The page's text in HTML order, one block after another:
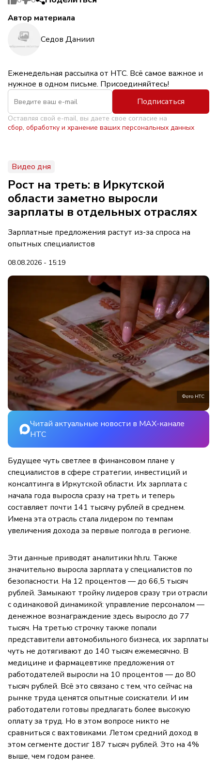
Автор материала
Седов Даниил
Еженедельная рассылка от НТС. Всё самое важное и
нужное в одном письме. Присоединяйтесь!
Подписаться
Оставляя свой e-mail, вы даете свое согласие на
сбор, обработку и хранение ваших персональных данных
Видео дня
Рост на треть: в Иркутской
области заметно выросли
зарплаты в отдельных отраслях
Зарплатные предложения растут из-за спроса на
опытных специалистов
08.08.2026 - 15:19
Фото НТС
Читай актуальные новости в MAX-канале
НТС
Будущее чуть светлее в финансовом плане у
специалистов в сфере стратегии, инвестиций и
консалтинга в Иркутской области. Их зарплата с
начала года выросла сразу на треть и теперь
составляет почти 141 тысячу рублей в среднем.
Имена эта отрасль стала лидером по темпам
увеличения дохода за первые полгода в регионе.
Эти данные приводят аналитики hh.ru. Также
значительно выросла зарплата у специалистов по
безопасности. На 12 процентов — до 66,5 тысяч
рублей. Замыкают тройку лидеров сразу три отрасли
с одинаковой динамикой: управление персоналом —
денежное вознаграждение здесь выросло до 77
тысяч. На третью строчку также попали
представители автомобильного бизнеса, их зарплаты
чуть не дотягивают до 140 тысяч ежемесячно. В
медицине и фармацевтике предложения от
работодателей выросли на 10 процентов — до 80
тысяч рублей. Всё это связано с тем, что сейчас на
рынке труда ценятся опытные соискатели. И им
работодатели готовы предлагать более высокую
оплату за труд. Но в этом вопросе никто не
сравниться с вахтовиками. Летом средний доход в
этом сегменте достиг 187 тысяч рублей. Это на 4%
выше, чем годом ранее.